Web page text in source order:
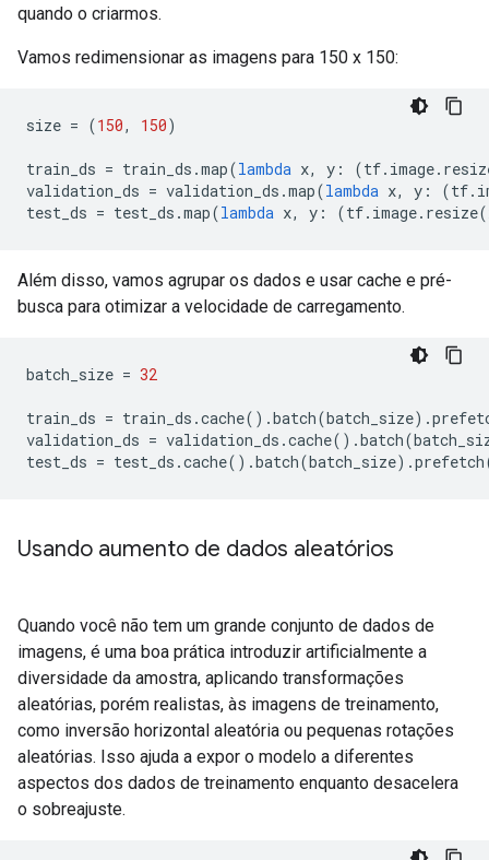
quando o criarmos.
Vamos redimensionar as imagens para 150 x 150:
size = (150, 150)
train_ds = train_ds .map(lambda x, y : (tf. image.
validation_ds = validation_ds .map(lambda x, y : (tf.
test_ds = test_ds .map(lambda x, y : (tf. image. resize(
Além disso, vamos agrupar os dados e usar cache e pré-
busca para otimizar a velocidade de carregamento.
batch_size = 32
train_ds = train_ds .cache().batch(batch_size).
validation_ds = validation_ds .cache().batch(
test_ds = test_ds .cache().batch(batch_size).prefetch
Usando aumento de dados aleatórios
Quando você não tem um grande conjunto de dados de
imagens, é uma boa prática introduzir artificialmente a
diversidade da amostra, aplicando transformações
aleatórias, porém realistas, às imagens de treinamento,
como inversão horizontal aleatória ou pequenas rotações
aleatórias. Isso ajuda a expor o modelo a diferentes
aspectos dos dados de treinamento enquanto desacelera
o sobreajuste.